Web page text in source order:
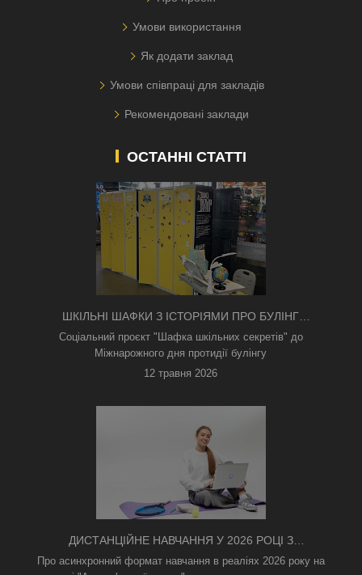
Умови використання
Як додати заклад
Умови співпраці для закладів
Рекомендовані заклади
ОСТАННІ СТАТТІ
ШКІЛЬНІ ШАФКИ З ІСТОРІЯМИ ПРО БУЛІНГ
З'ЯВИЛИСЯ В КИЄВІ
Соціальний проєкт "Шафка шкільних секретів" до
Міжнарожного дня протидії булінгу
12 травня 2026
ДИСТАНЦІЙНЕ НАВЧАННЯ У 2026 РОЦІ З
ТРИВОГАМИ ТА БЕЗ СВІТЛА: ЯК АСИНХРОННИЙ
Про асинхронний формат навчання в реаліях 2026 року на